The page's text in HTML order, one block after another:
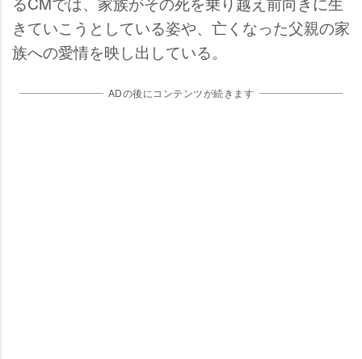
きていこうとしている姿や、亡くなった父親の家
族への愛情を映し出している。
ADの後にコンテンツが続きます